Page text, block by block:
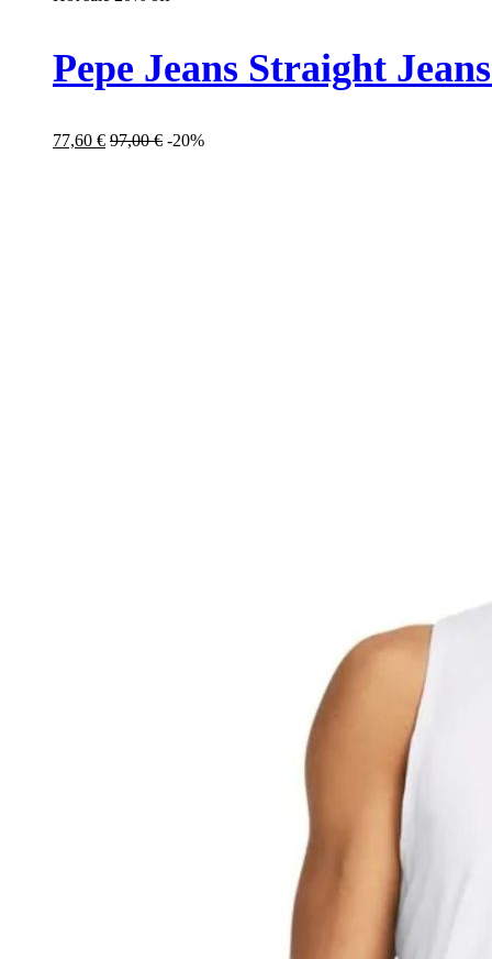
Pepe Jeans Straight
77,60 € 97,00€ -20%